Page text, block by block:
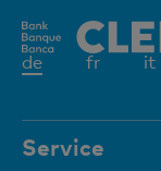
deAktives
fr it
Service